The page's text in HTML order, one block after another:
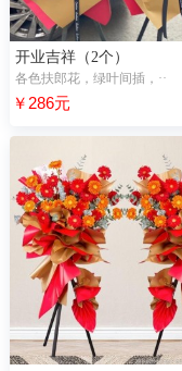
开业吉祥（2个）
各色扶郎花，绿叶间插，··
￥286元